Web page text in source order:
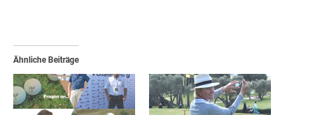
Ähnliche Beiträge